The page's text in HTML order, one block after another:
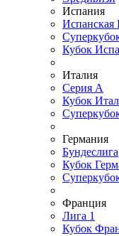
Испания
Испанская
Кубок
Италия
Серия А
Кубок
Германия
Бундеслига
Кубок
Франция
Лига 1
Кубок